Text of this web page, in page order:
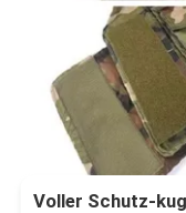
Voller Schutz-